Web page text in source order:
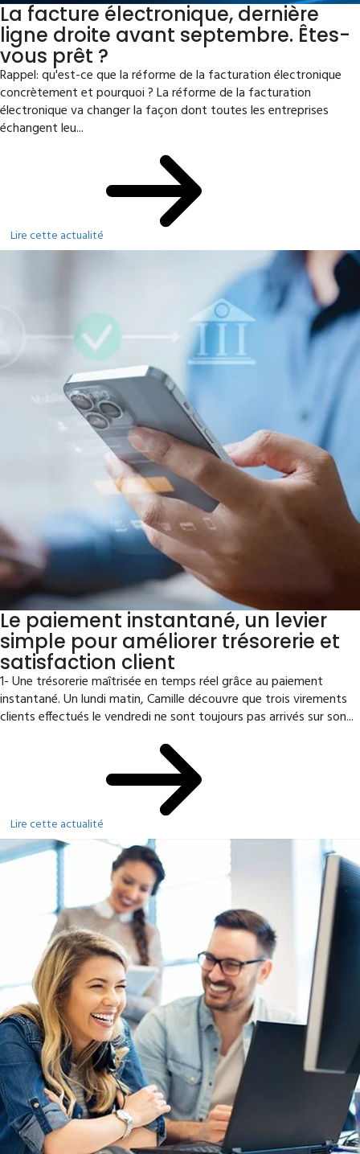
La facture électronique, dernière
ligne droite avant septembre. Êtes-
vous prêt ?
Rappel: qu'est-ce que la réforme de la facturation électronique
concrètement et pourquoi ? La réforme de la facturation
électronique va changer la façon dont toutes les entreprises
échangent leu...
Lire cette actualité
Le paiement instantané, un levier
simple pour améliorer trésorerie et
satisfaction client
1- Une trésorerie maîtrisée en temps réel grâce au paiement
instantané. Un lundi matin, Camille découvre que trois virements
clients effectués le vendredi ne sont toujours pas arrivés sur son...
Lire cette actualité